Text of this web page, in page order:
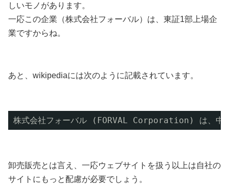
しいモノがあります。
一応この企業（株式会社フォーバル）は、東証1部上場企
業ですからね。
あと、wikipediaには次のように記載されています。
株式会社フォーバル (FORVAL Corporation) は、中小
卸売販売とは言え、一応ウェブサイトを扱う以上は自社の
サイトにもっと配慮が必要でしょう。